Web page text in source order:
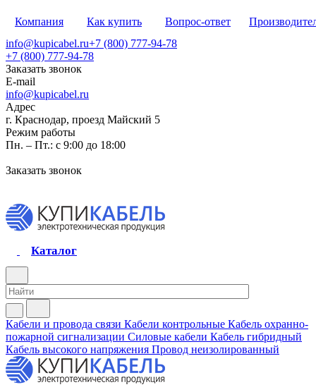
Компания Как купить Вопрос-ответ
info@kupicabel.ru+7 (800) 777-94-78
+7 (800) 777-94-78
Заказать звонок
E-mail
info@kupicabel.ru
Адрес
г. Краснодар, проезд Майский 5
Режим работы
Пн. – Пт.: с 9:00 до 18:00
Заказать звонок
Каталог
Кабели и провода связи Кабели контрольные Кабель охранно-
пожарной сигнализации Силовые кабели Кабель гибридный
Кабель высокого напряжения Провод неизолированный